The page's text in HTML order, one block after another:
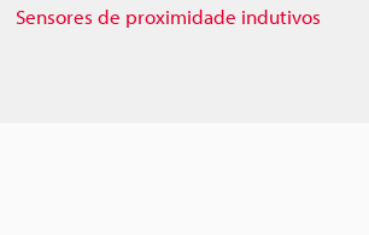
Sensores de proximidade indutivos